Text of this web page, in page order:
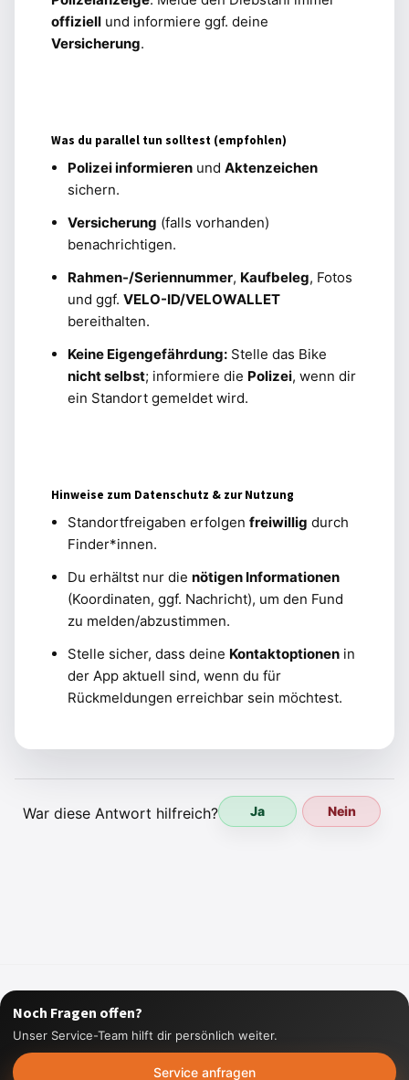
offiziell und informiere ggf. deine
Versicherung.
Was du parallel tun solltest (empfohlen)
Polizei informieren und Aktenzeichen
sichern.
Versicherung (falls vorhanden)
benachrichtigen.
Rahmen-/Seriennummer, Kaufbeleg, Fotos
und ggf. VELO-ID/VELOWALLET
bereithalten.
Keine Eigengefährdung: Stelle das Bike
nicht selbst; informiere die Polizei, wenn dir
ein Standort gemeldet wird.
Hinweise zum Datenschutz & zur Nutzung
Standortfreigaben erfolgen freiwillig durch
Finder*innen.
Du erhältst nur die nötigen Informationen
(Koordinaten, ggf. Nachricht), um den Fund
zu melden/abzustimmen.
Stelle sicher, dass deine Kontaktoptionen in
der App aktuell sind, wenn du für
Rückmeldungen erreichbar sein möchtest.
War diese Antwort hilfreich? Ja Nein
Noch Fragen offen?
Unser Service-Team hilft dir persönlich weiter.
Service anfragen